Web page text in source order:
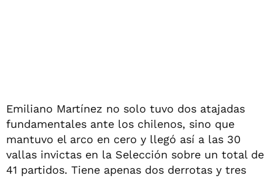
Emiliano Martínez no solo tuvo dos atajadas
fundamentales ante los chilenos, sino que
mantuvo el arco en cero y llegó así a las 30
vallas invictas en la Selección sobre un total de
41 partidos. Tiene apenas dos derrotas y tres